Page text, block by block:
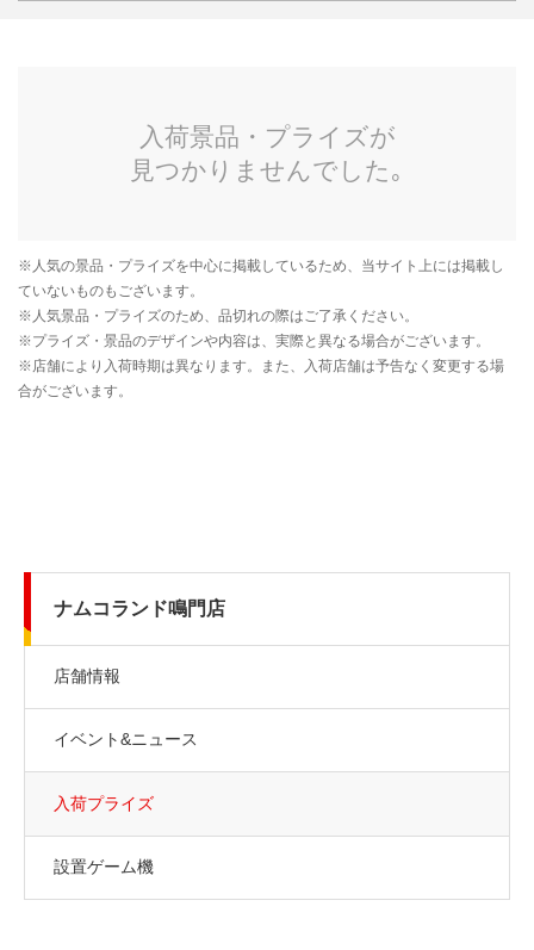
ナムコランド鳴門店
店舗情報
イベント&ニュース
入荷プライズ
設置ゲーム機